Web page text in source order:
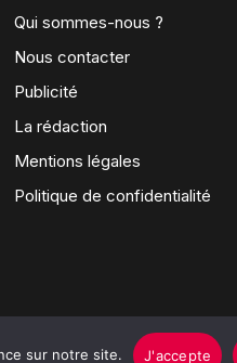
Qui sommes-nous ?
Nous contacter
Publicité
La rédaction
Mentions légales
Politique de confidentialité
sur notre site. J'accepte